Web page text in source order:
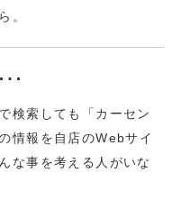
。
検索しても「カーセン
情報を自店のWebサイ
な事を考える人がいな